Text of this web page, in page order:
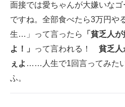
面接では愛ちゃんが大嫌いな
ですね。全部食べたら3万円や
生…」って言ったら
「貧乏人
よ！」
って言われる！ 貧乏人
ぇよ ……人生で1回言ってみた
ふ。